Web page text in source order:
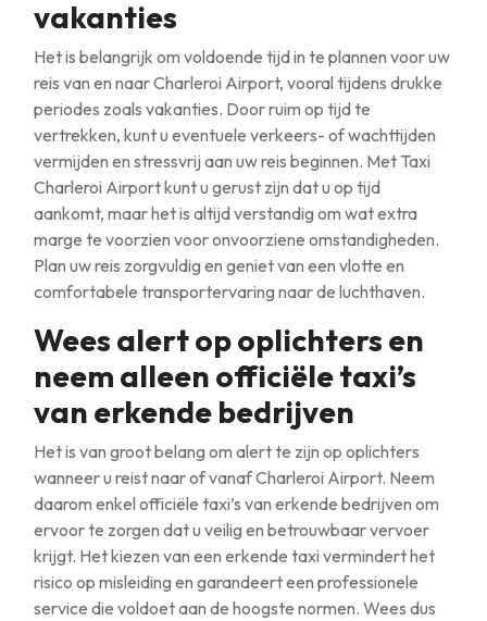
vakanties
Het is belangrijk om voldoende tijd in te plannen voor uw
reis van en naar Charleroi Airport, vooral tijdens drukke
periodes zoals vakanties. Door ruim op tijd te
vertrekken, kunt u eventuele verkeers- of wachttijden
vermijden en stressvrij aan uw reis beginnen. Met Taxi
Charleroi Airport kunt u gerust zijn dat u op tijd
aankomt, maar het is altijd verstandig om wat extra
marge te voorzien voor onvoorziene omstandigheden.
Plan uw reis zorgvuldig en geniet van een vlotte en
comfortabele transportervaring naar de luchthaven.
Wees alert op oplichters en
neem alleen officiële taxi’s
van erkende bedrijven
Het is van groot belang om alert te zijn op oplichters
wanneer u reist naar of vanaf Charleroi Airport. Neem
daarom enkel officiële taxi’s van erkende bedrijven om
ervoor te zorgen dat u veilig en betrouwbaar vervoer
krijgt. Het kiezen van een erkende taxi vermindert het
risico op misleiding en garandeert een professionele
service die voldoet aan de hoogste normen. Wees dus